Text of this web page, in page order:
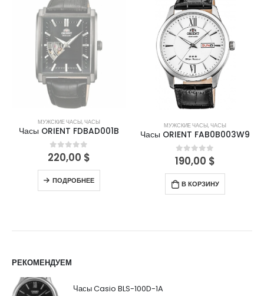
НЕТ В НАЛИЧИИ
МУЖСКИЕ ЧАСЫ,ЧАСЫ
Часы ORIENT FDBAD001B
0out of 5
220,00 $
ПОДРОБНЕЕ
МУЖСКИЕ ЧАСЫ,ЧАСЫ
Часы ORIENT FAB0B003W9
0out of 5
190,00 $
В КОРЗИНУ
РЕКОМЕНДУЕМ
Часы Casio BLS-100D-1A